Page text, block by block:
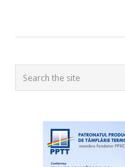
POSTS
NAVIGATION